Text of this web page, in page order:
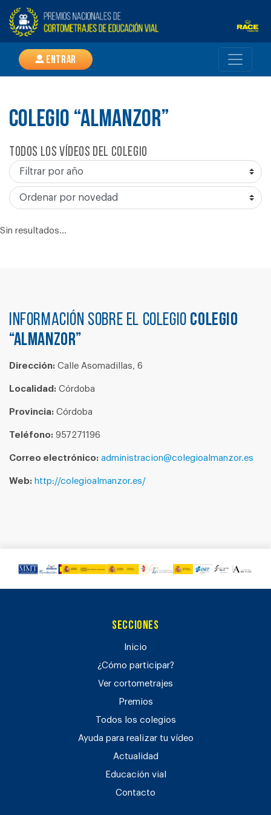
Entrar
COLEGIO “ALMANZOR”
Todos los vídeos del colegio
Sin resultados...
Información sobre el colegio COLEGIO
“ALMANZOR”
Dirección: Calle Asomadillas, 6
Localidad: Córdoba
Provincia: Córdoba
Teléfono: 957271196
Correo electrónico: administracion@colegioalmanzor.es
Web: http://colegioalmanzor.es/
Secciones
Inicio
¿Cómo participar?
Ver cortometrajes
Premios
Todos los colegios
Ayuda para realizar tu vídeo
Actualidad
Educación vial
Contacto